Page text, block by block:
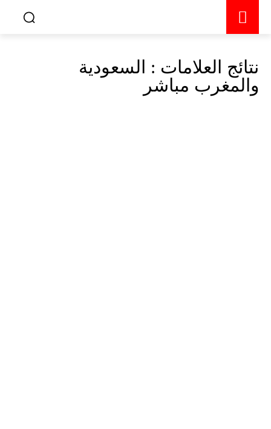
نتائج العلامات : السعودية
والمغرب مباشر